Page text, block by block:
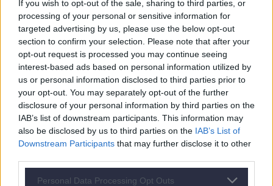
If you wish to opt-out of the sale, sharing to third parties, or
processing of your personal or sensitive information for
targeted advertising by us, please use the below opt-out
section to confirm your selection. Please note that after your
opt-out request is processed you may continue seeing
interest-based ads based on personal information utilized by
us or personal information disclosed to third parties prior to
your opt-out. You may separately opt-out of the further
disclosure of your personal information by third parties on the
IAB’s list of downstream participants. This information may
also be disclosed by us to third parties on the IAB’s List of
Downstream Participants that may further disclose it to other
Personal Data Processing Opt Outs
Nächstes Appartement